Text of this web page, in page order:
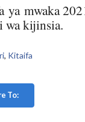
yamwaka
wa kijinsia.
, Kitaifa
To: